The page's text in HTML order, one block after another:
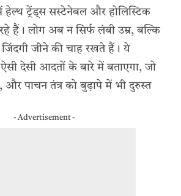
हेल्थ ट्रेंड्स सस्टेनेबल और होलिस्टिक
हैं। लोग अब न सिर्फ लंबी उम्र, बल्कि
जीने की चाह रखते हैं। ये
देसी आदतों के बारे में बताएगा, जो
पाचन तंत्र को बुढ़ापे में भी दुरुस्त
- Advertisement -